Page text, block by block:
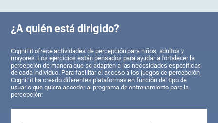
¿A quién está dirigido?
CogniFit ofrece actividades de percepción para niños, adultos y
mayores. Los ejercicios están pensados para ayudar a fortalecer la
percepción de manera que se adapten a las necesidades específicas
de cada individuo. Para facilitar el acceso a los juegos de percepción,
CogniFit ha creado diferentes plataformas en función del tipo de
usuario que quiera acceder al programa de entrenamiento para la
percepción: